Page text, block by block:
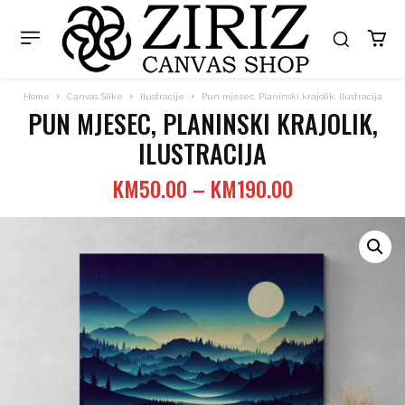
Home Canvas Slike Ilustracije Pun mjesec, Planinski krajolik, Ilustracija
PUN MJESEC, PLANINSKI KRAJOLIK,
ILUSTRACIJA
KM50.00 – KM190.00Price
range:
KM50.00
through
KM190.00